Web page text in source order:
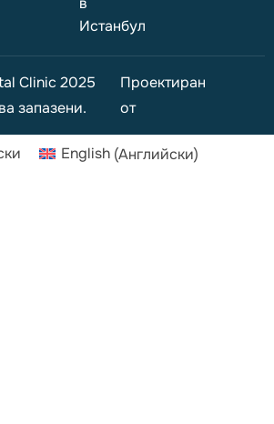
Истанбул
Clinic 2025
запазени.
Проектиран
от
English (Английски)